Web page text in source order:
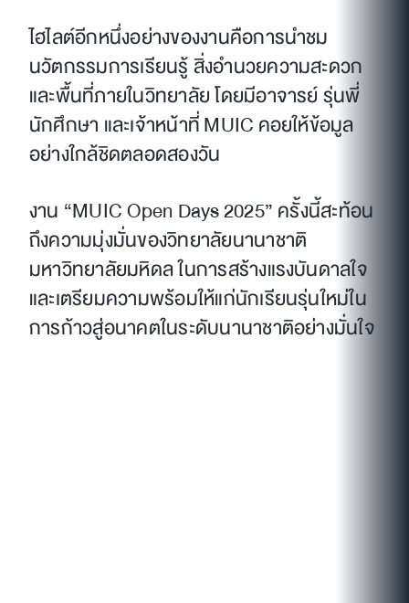
ไฮไลต์อีกหนึ่งอย่างของงานคือการนำชม
นวัตกรรมการเรียนรู้ สิ่งอำนวยความสะดวก
และพื้นที่ภายในวิทยาลัย โดยมีอาจารย์ รุ่นพี่
นักศึกษา และเจ้าหน้าที่ MUIC คอยให้ข้อมูล
อย่างใกล้ชิดตลอดสองวัน
งาน “MUIC Open Days 2025” ครั้งนี้สะท้อน
ถึงความมุ่งมั่นของวิทยาลัยนานาชาติ
มหาวิทยาลัยมหิดล ในการสร้างแรงบันดาลใจ
และเตรียมความพร้อมให้แก่นักเรียนรุ่นใหม่ใน
การก้าวสู่อนาคตในระดับนานาชาติอย่างมั่นใจ